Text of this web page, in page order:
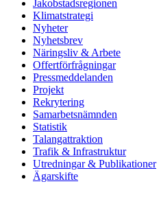
Jakobstadsregionen
Klimatstrategi
Nyheter
Nyhetsbrev
Näringsliv & Arbete
Offertförfrågningar
Pressmeddelanden
Projekt
Rekrytering
Samarbetsnämnden
Statistik
Talangattraktion
Trafik & Infrastruktur
Utredningar & Publikationer
Ägarskifte